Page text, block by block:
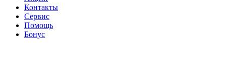
Контакты
Сервис
Помощь
Бонус